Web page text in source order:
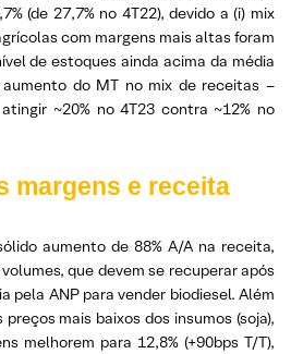
(de 27,7% no 4T22), devido a (i) mix
com margens mais altas foram
de estoques ainda acima da média
do MT no mix de receitas –
~20% no 4T23 contra ~12% no
margens e receita
aumento de 88% A/A na receita,
que devem se recuperar após
pela ANP para vender biodiesel. Além
mais baixos dos insumos (soja),
melhorem para 12,8% (+90bps T/T),